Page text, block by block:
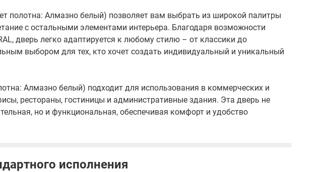
полотна: Алмазно белый) позволяет вам выбрать из широкой палитры
с остальными элементами интерьера. Благодаря возможности
дверь легко адаптируется к любому стилю – от классики до
выбором для тех, кто хочет создать индивидуальный и уникальный
Алмазно белый) подходит для использования в коммерческих и
рестораны, гостиницы и административные здания. Эта дверь не
но и функциональная, обеспечивая комфорт и удобство
исполнения